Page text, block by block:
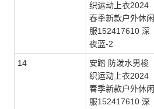
织运动上衣2024
春季新款户外休闲
服152417610 深
夜蓝-2
14
安踏 防泼水男梭
织运动上衣2024
春季新款户外休闲
服152417610 深